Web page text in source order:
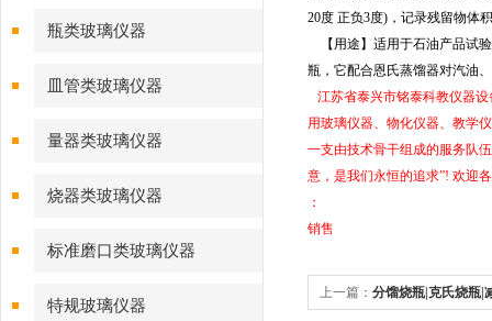
瓶类玻璃仪器
皿管类玻璃仪器
量器类玻璃仪器
烧器类玻璃仪器
标准磨口类玻璃仪器
特规玻璃仪器
20度 正负3度)，记录残留物体
【用途】适用于石油产品试
瓶，它配合恩氏蒸馏器对汽油
江苏省泰兴市铭泰科教仪器
用玻璃仪器、物化仪器、教学
一支由技术骨干组成的服务队
意，是我们永恒的追求”! 欢迎
：
销售
上一篇： 分馏烧瓶|克氏烧瓶|